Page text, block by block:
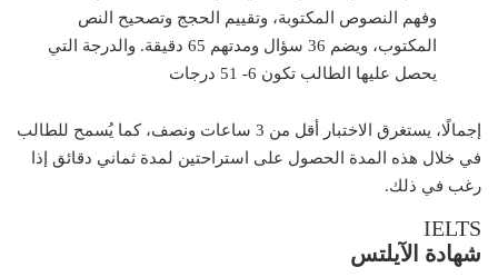
وفهم النصوص المكتوبة، وتقييم الحجج وتصحيح النص
المكتوب، ويضم 36 سؤال ومدتهم 65 دقيقة. والدرجة التي
يحصل عليها الطالب تكون 6- 51 درجات
إجمالًا، يستغرق الاختبار أقل من 3 ساعات ونصف، كما يُسمح للطالب
في خلال هذه المدة الحصول على استراحتين لمدة ثماني دقائق إذا
رغب في ذلك.
IELTS
شهادة الآيلتس